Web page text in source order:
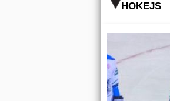
HOKEJS